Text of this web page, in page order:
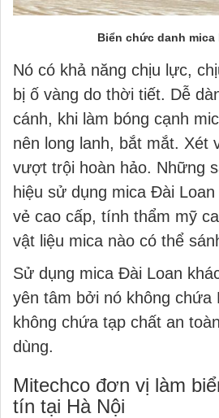
Biển chức danh mica
Nó có khả năng chịu lực,
bị ố vàng do thời tiết. Dễ
cánh, khi làm bóng cạnh
nên long lanh, bắt mắt. Xét
vượt trội hoàn hảo. Những
hiệu sử dụng mica Đài
vẻ cao cấp, tính thẩm mỹ
vật liệu mica nào có thể
Sử dụng mica Đài Loan
yên tâm bởi nó không chứa
không chứa tạp chất an
dùng.
Mitechco đơn vị làm
tín tại Hà Nội